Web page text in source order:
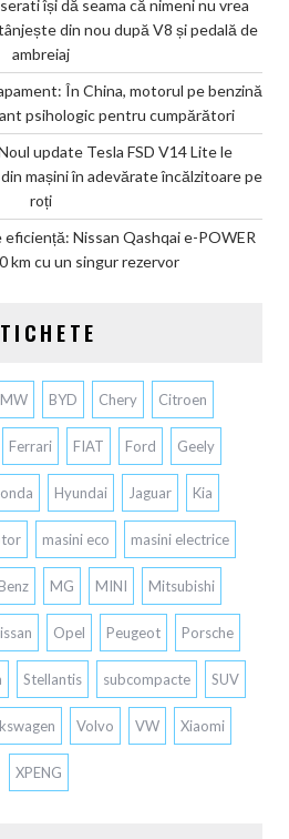
își dă seama că nimeni nu vrea
din nou după V8 și pedală de
ambreiaj
În China, motorul pe benzină
psihologic pentru cumpărători
update Tesla FSD V14 Lite le
mașini în adevărate încălzitoare pe
roți
Nissan Qashqai e-POWER
km cu un singur rezervor
BYD Chery Citroen
Ferrari FIAT Ford Geely
Hyundai Jaguar Kia
masini eco masini electrice
MG MINI Mitsubishi
Opel Peugeot Porsche
Stellantis subcompacte SUV
Volvo VW Xiaomi
XPENG